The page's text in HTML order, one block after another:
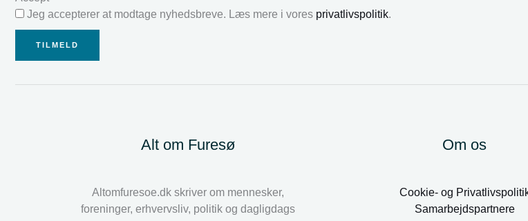
Jeg accepterer at modtage nyhedsbreve. Læs mere i vores privatlivspolitik.
TILMELD
Alt om Furesø
Altomfuresoe.dk skriver om mennesker,
foreninger, erhvervsliv, politik og dagligdags
Om os
Cookie- og
Samarbejdspartnere